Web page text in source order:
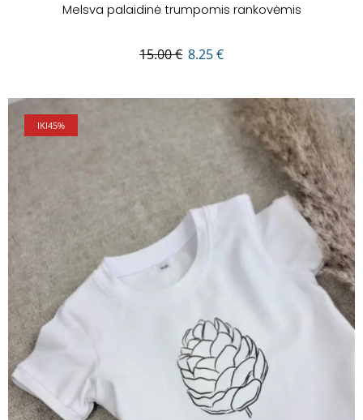
Melsva palaidinė trumpomis rankovėmis
15.00€ 8.25€
IKI45%